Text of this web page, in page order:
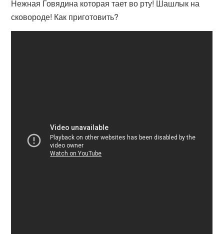
Нежная Говядина которая тает во рту! Шашлык на
сковороде! Как приготовить?